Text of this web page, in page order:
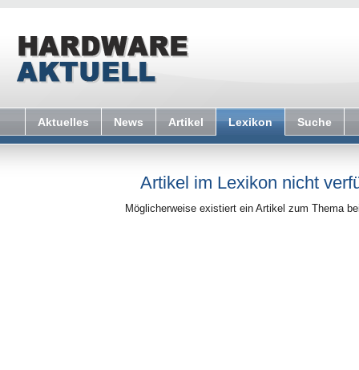
Aktuelles News Artikel Lexikon Suche
Artikel im Lexikon nicht
Möglicherweise existiert ein Artikel zum Thema